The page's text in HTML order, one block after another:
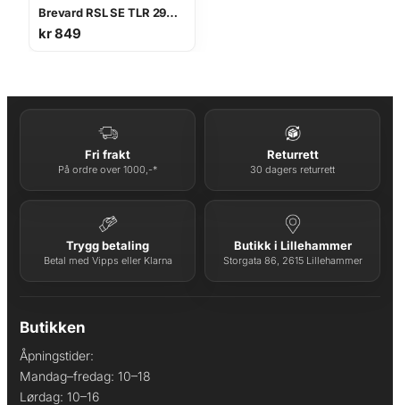
Brevard RSL SE TLR 29×2.5 Dekk
kr849
Fri frakt
På ordre over 1000,-*
Returrett
30 dagers returrett
Trygg betaling
Betal med Vipps eller Klarna
Butikk i Lillehammer
Storgata 86, 2615 Lillehammer
Butikken
Åpningstider:
Mandag–fredag: 10–18
Lørdag: 10–16